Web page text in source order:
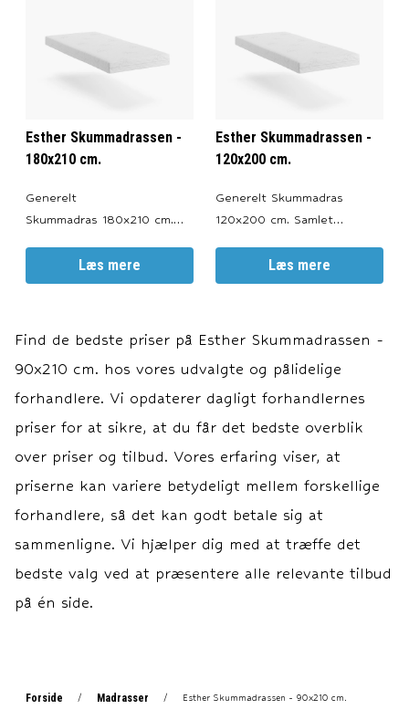
100% komfortskum.
Kernekvalitet (Densitet): 30
100% komfortskum.
Kernekvalitet (Densitet): 30
Esther Skummadrassen -
180x210 cm.
Generelt
Skummadras 180x210 cm.
Produceret i Belgien.
100% komfortskum.
Kernekvalitet (Densitet): 30
Læs mere
Esther Skummadrassen -
120x200 cm.
Generelt Skummadras
120x200 cm. Samlet
Kernetykkelse: 12 cm.
Produceret i Belgien.
100% komfortskum.
Kernekvalitet (Densitet): 30
Læs mere
Find de bedste priser på Esther Skummadrassen -
90x210 cm. hos vores udvalgte og pålidelige
forhandlere. Vi opdaterer dagligt forhandlernes
priser for at sikre, at du får det bedste overblik
over priser og tilbud. Vores erfaring viser, at
priserne kan variere betydeligt mellem forskellige
forhandlere, så det kan godt betale sig at
sammenligne. Vi hjælper dig med at træffe det
bedste valg ved at præsentere alle relevante tilbud
på én side.
Forside / Madrasser / Esther Skummadrassen - 90x210 cm.